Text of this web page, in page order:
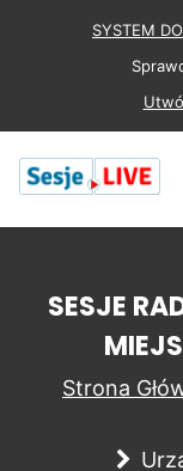
SYSTEM
SESJE
Strona